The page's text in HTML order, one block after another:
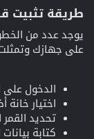
طريقة تثبيت
يوجد عدد من
على جهازك وتمثلت
الدخول على
اختيار
تحديد
كتابة